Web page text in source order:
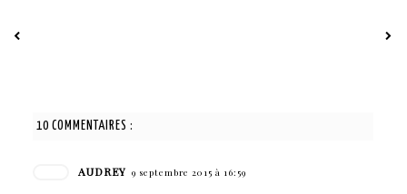
10 COMMENTAIRES :
AUDREY 9 septembre 2015 à 16:59